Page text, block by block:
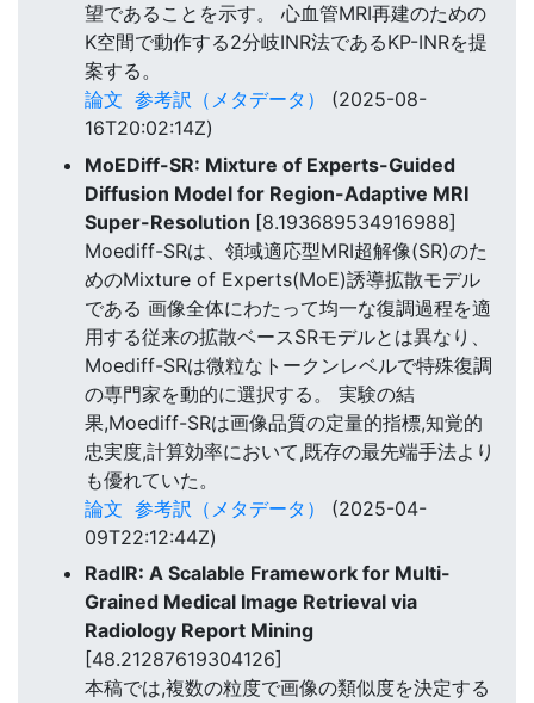
望であることを示す。 心血管MRI再建のための
K空間で動作する2分岐INR法であるKP-INRを提
案する。
論文 参考訳（メタデータ）
(2025-08-
16T20:02:14Z)
MoEDiff-SR: Mixture of Experts-Guided
Diffusion Model for Region-Adaptive MRI
Super-Resolution [8.193689534916988]
Moediff-SRは、領域適応型MRI超解像(SR)のた
めのMixture of Experts(MoE)誘導拡散モデル
である 画像全体にわたって均一な復調過程を適
用する従来の拡散ベースSRモデルとは異なり、
Moediff-SRは微粒なトークンレベルで特殊復調
の専門家を動的に選択する。 実験の結
果,Moediff-SRは画像品質の定量的指標,知覚的
忠実度,計算効率において,既存の最先端手法より
も優れていた。
論文 参考訳（メタデータ）
(2025-04-
09T22:12:44Z)
RadIR: A Scalable Framework for Multi-
Grained Medical Image Retrieval via
Radiology Report Mining
[48.21287619304126]
本稿では,複数の粒度で画像の類似度を決定する